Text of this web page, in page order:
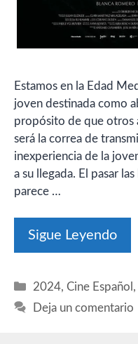
Estamos en la Edad
joven destinada como
propósito de que otros
será la correa de
inexperiencia de la
a su llegada. El pasar
parece …
Sigue Leyendo
Categorías
2024,Cine Español
Deja un comentario